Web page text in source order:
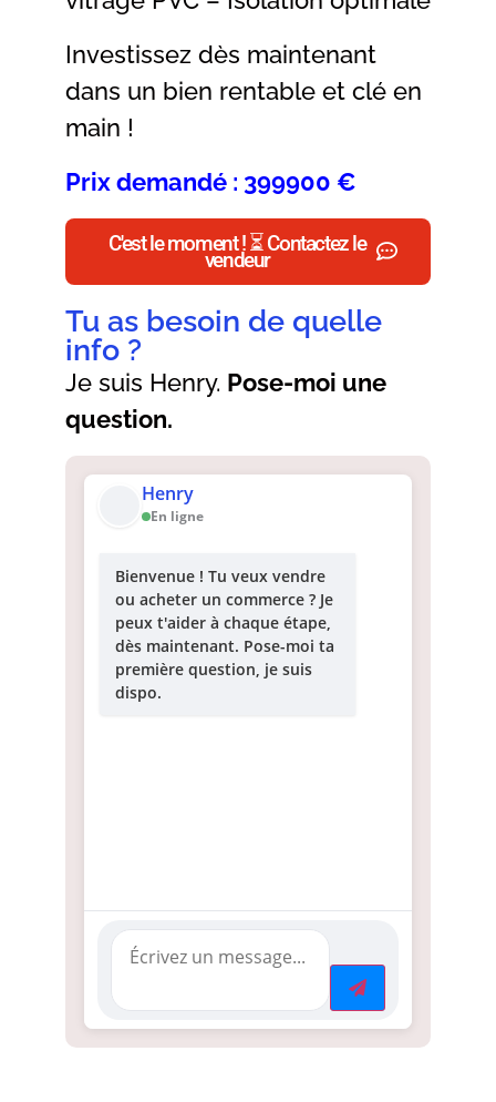
Investissez dès maintenant
dans un bien rentable et clé en
main !
Prix demandé : 399900 €
C'est le moment ! ⏳ Contactez le
vendeur
Henry
En ligne
Bienvenue ! Tu veux vendre
ou acheter un commerce ? Je
peux t'aider à chaque étape,
dès maintenant. Pose-moi ta
première question, je suis
dispo.
Je suis Henry. Pose-moi une
question.
Tu as besoin de quelle
info ?